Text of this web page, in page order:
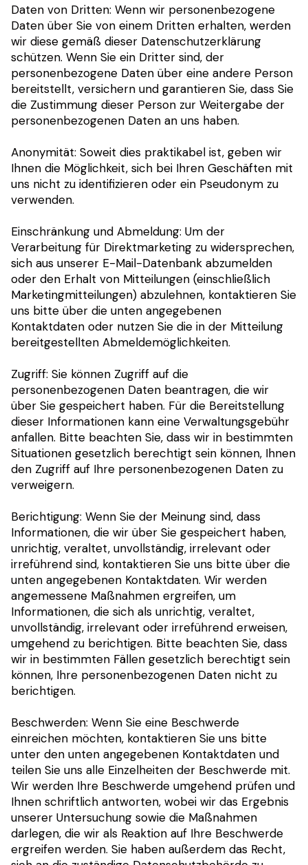
Daten von Dritten: Wenn wir personenbezogene
Daten über Sie von einem Dritten erhalten, werden
wir diese gemäß dieser Datenschutzerklärung
schützen. Wenn Sie ein Dritter sind, der
personenbezogene Daten über eine andere Person
bereitstellt, versichern und garantieren Sie, dass Sie
die Zustimmung dieser Person zur Weitergabe der
personenbezogenen Daten an uns haben.
Anonymität: Soweit dies praktikabel ist, geben wir
Ihnen die Möglichkeit, sich bei Ihren Geschäften mit
uns nicht zu identifizieren oder ein Pseudonym zu
verwenden.
Einschränkung und Abmeldung: Um der
Verarbeitung für Direktmarketing zu widersprechen,
sich aus unserer E-Mail-Datenbank abzumelden
oder den Erhalt von Mitteilungen (einschließlich
Marketingmitteilungen) abzulehnen, kontaktieren Sie
uns bitte über die unten angegebenen
Kontaktdaten oder nutzen Sie die in der Mitteilung
bereitgestellten Abmeldemöglichkeiten.
Zugriff: Sie können Zugriff auf die
personenbezogenen Daten beantragen, die wir
über Sie gespeichert haben. Für die Bereitstellung
dieser Informationen kann eine Verwaltungsgebühr
anfallen. Bitte beachten Sie, dass wir in bestimmten
Situationen gesetzlich berechtigt sein können, Ihnen
den Zugriff auf Ihre personenbezogenen Daten zu
verweigern.
Berichtigung: Wenn Sie der Meinung sind, dass
Informationen, die wir über Sie gespeichert haben,
unrichtig, veraltet, unvollständig, irrelevant oder
irreführend sind, kontaktieren Sie uns bitte über die
unten angegebenen Kontaktdaten. Wir werden
angemessene Maßnahmen ergreifen, um
Informationen, die sich als unrichtig, veraltet,
unvollständig, irrelevant oder irreführend erweisen,
umgehend zu berichtigen. Bitte beachten Sie, dass
wir in bestimmten Fällen gesetzlich berechtigt sein
können, Ihre personenbezogenen Daten nicht zu
berichtigen.
Beschwerden: Wenn Sie eine Beschwerde
einreichen möchten, kontaktieren Sie uns bitte
unter den unten angegebenen Kontaktdaten und
teilen Sie uns alle Einzelheiten der Beschwerde mit.
Wir werden Ihre Beschwerde umgehend prüfen und
Ihnen schriftlich antworten, wobei wir das Ergebnis
unserer Untersuchung sowie die Maßnahmen
darlegen, die wir als Reaktion auf Ihre Beschwerde
ergreifen werden. Sie haben außerdem das Recht,